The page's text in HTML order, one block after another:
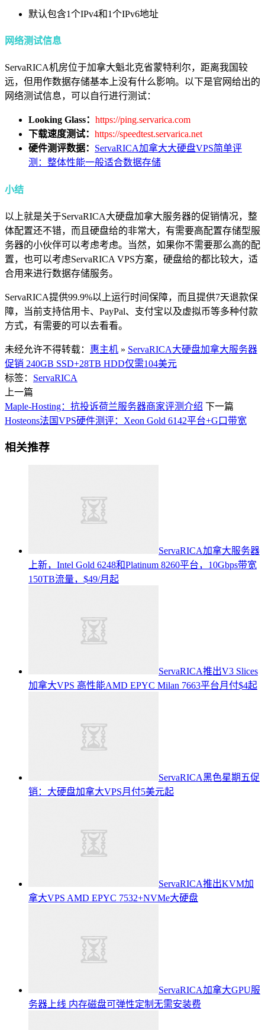
默认包含1个IPv4和1个IPv6地址
网络测试信息
ServaRICA机房位于加拿大魁北克省蒙特利尔，距离我国较
远，但用作数据存储基本上没有什么影响。以下是官网给出的
网络测试信息，可以自行进行测试：
Looking Glass： https://ping.servarica.com
下载速度测试： https://speedtest.servarica.net
硬件测评数据： ServaRICA加拿大大硬盘VPS简单评
测：整体性能一般适合数据存储
小结
以上就是关于ServaRICA大硬盘加拿大服务器的促销情况，整
体配置还不错，而且硬盘给的非常大，有需要高配置存储型服
务器的小伙伴可以考虑考虑。当然，如果你不需要那么高的配
置，也可以考虑ServaRICA VPS方案，硬盘给的都比较大，适
合用来进行数据存储服务。
ServaRICA提供99.9%以上运行时间保障，而且提供7天退款保
障，当前支持信用卡、PayPal、支付宝以及虚拟币等多种付款
方式，有需要的可以去看看。
未经允许不得转载： 惠主机 » ServaRICA大硬盘加拿大服务器
促销 240GB SSD+28TB HDD仅需104美元
标签： ServaRICA
上一篇
Maple-Hosting：抗投诉荷兰服务器商家评测介绍 下一篇
Hosteons法国VPS硬件测评：Xeon Gold 6142平台+G口带宽
相关推荐
ServaRICA加拿大服务器
上新，Intel Gold 6248和Platinum 8260平台，10Gbps带宽
150TB流量，$49/月起
ServaRICA推出V3 Slices
加拿大VPS 高性能AMD EPYC Milan 7663平台月付$4起
ServaRICA黑色星期五促
销：大硬盘加拿大VPS月付5美元起
ServaRICA推出KVM加
拿大VPS AMD EPYC 7532+NVMe大硬盘
ServaRICA加拿大GPU服
务器上线 内存磁盘可弹性定制无需安装费